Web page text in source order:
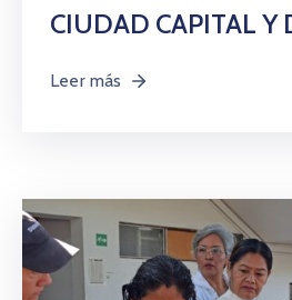
CIUDAD CAPITAL Y
Leer más